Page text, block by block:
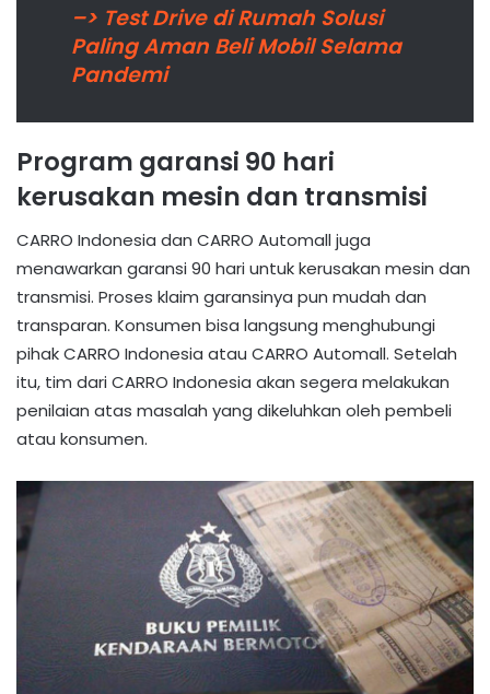
–> Test Drive di Rumah Solusi
Paling Aman Beli Mobil Selama
Pandemi
Program garansi 90 hari
kerusakan mesin dan transmisi
CARRO Indonesia dan CARRO Automall juga
menawarkan garansi 90 hari untuk kerusakan mesin dan
transmisi. Proses klaim garansinya pun mudah dan
transparan. Konsumen bisa langsung menghubungi
pihak CARRO Indonesia atau CARRO Automall. Setelah
itu, tim dari CARRO Indonesia akan segera melakukan
penilaian atas masalah yang dikeluhkan oleh pembeli
atau konsumen.